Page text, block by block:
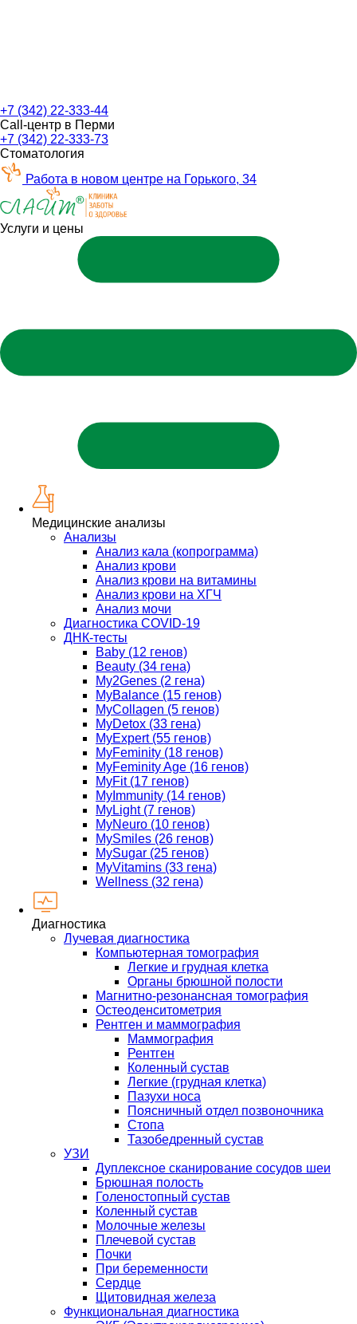
+7 (342) 22-333-44
Call-центр в Перми
+7 (342) 22-333-73
Стоматология
Работа в новом центре на Горького, 34
Услуги и цены
Медицинские анализы
Анализы
Анализ кала (копрограмма)
Анализ крови
Анализ крови на витамины
Анализ крови на ХГЧ
Анализ мочи
Диагностика COVID-19
ДНК-тесты
Baby (12 генов)
Beauty (34 гена)
My2Genes (2 гена)
MyBalance (15 генов)
MyCollagen (5 генов)
MyDetox (33 гена)
MyExpert (55 генов)
MyFeminity (18 генов)
MyFeminity Age (16 генов)
MyFit (17 генов)
MyImmunity (14 генов)
MyLight (7 генов)
MyNeuro (10 генов)
MySmiles (26 генов)
MySugar (25 генов)
MyVitamins (33 гена)
Wellness (32 гена)
Диагностика
Лучевая диагностика
Компьютерная томография
Легкие и грудная клетка
Органы брюшной полости
Магнитно-резонансная томография
Остеоденситометрия
Рентген и маммография
Маммография
Рентген
Коленный сустав
Легкие (грудная клетка)
Пазухи носа
Поясничный отдел позвоночника
Стопа
Тазобедренный сустав
УЗИ
Дуплексное сканирование сосудов шеи
Брюшная полость
Голеностопный сустав
Коленный сустав
Молочные железы
Плечевой сустав
Почки
При беременности
Сердце
Щитовидная железа
Функциональная диагностика